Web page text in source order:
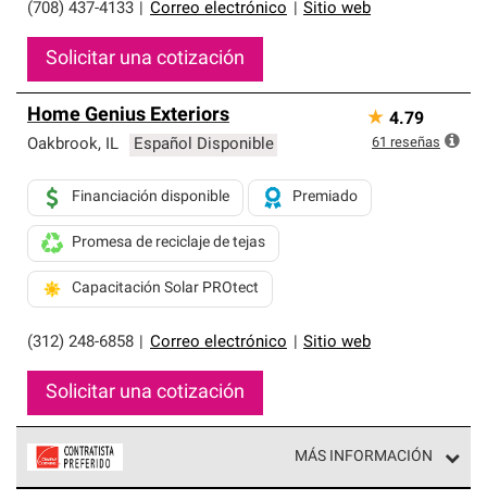
(708) 437-4133 Correo electrónico Sitio web
Solicitar una cotización
Home Genius Exteriors
Oakbrook, IL Español Disponible
(312) 248-6858 Correo electrónico Sitio web
Financiación disponible Premiado
Promesa de reciclaje de tejas
Capacitación Solar PROtect
Solicitar una cotización
★ 4.79
61 reseñas
MÁS INFORMACIÓN